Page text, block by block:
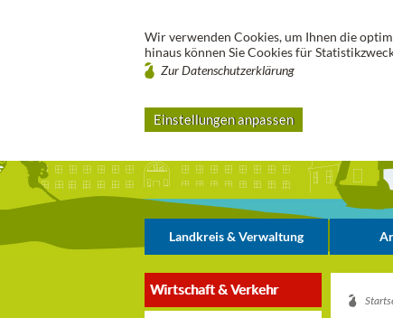
Wir verwenden Cookies, um Ihnen die
hinaus können Sie Cookies für
Zur Datenschutzerklärung
Einstellungen anpassen
Landkreis & Verwaltung
Wirtschaft & Verkehr